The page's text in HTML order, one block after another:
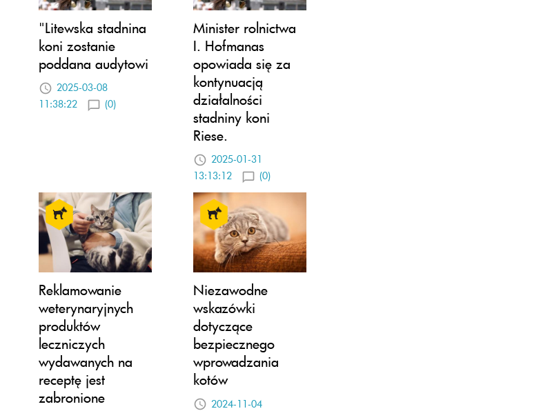
"Litewska stadnina
koni zostanie
poddana audytowi
2025-03-08
11:38:22
(0)
Minister rolnictwa
I. Hofmanas
opowiada się za
kontynuacją
działalności
stadniny koni
Riese.
2025-01-31
13:13:12
(0)
Reklamowanie
weterynaryjnych
produktów
leczniczych
wydawanych na
receptę jest
zabronione
Niezawodne
wskazówki
dotyczące
bezpiecznego
wprowadzania
kotów
2024-11-04